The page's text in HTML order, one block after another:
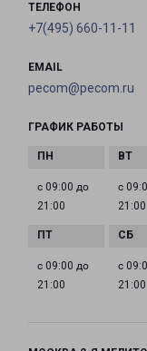
ТЕЛЕФОН
+7(495) 660-11-11
EMAIL
pecom@pecom.ru
ГРАФИК РАБОТЫ
с 09:00 до
21:00
с
21:00
с 09:00 до
21:00
с
21:00